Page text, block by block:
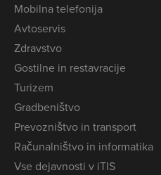
Mobilna telefonija
Avtoservis
Zdravstvo
Gostilne in restavracije
Turizem
Gradbeništvo
Prevozništvo in transport
Računalništvo in informatika
Vse dejavnosti v iTIS